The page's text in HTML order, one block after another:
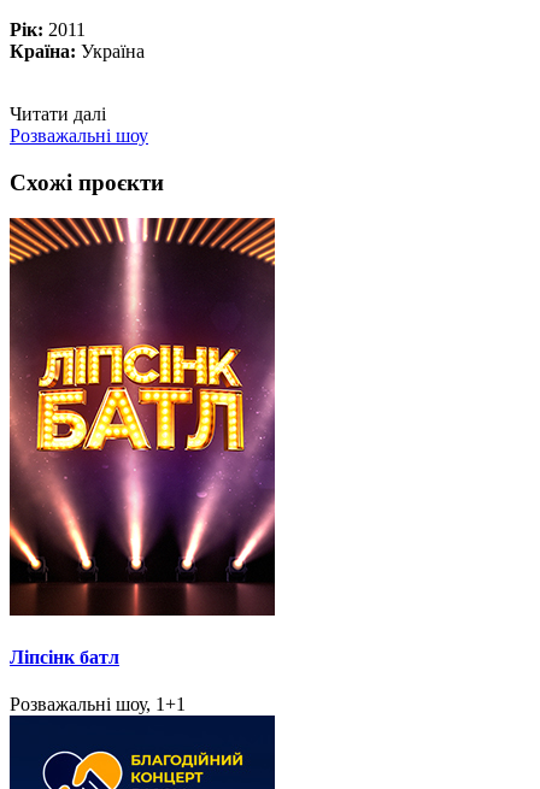
Рік: 2011
Країна: Україна
Читати далі
Розважальні шоу
Схожі проєкти
Ліпсінк батл
Розважальні шоу, 1+1